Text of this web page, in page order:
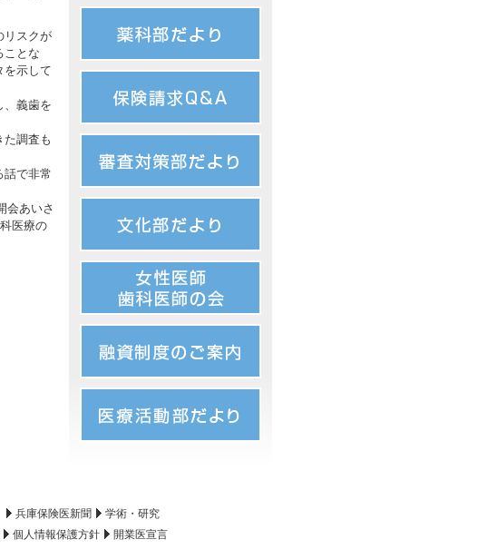
リスクが
ことな
を示して
、義歯を
調査も
話で非常
会あいさ
医療の
兵庫保険医新聞
学術・研究
個人情報保護方針 開業医宣言